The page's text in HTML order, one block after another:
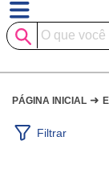
PÁGINA INICIAL ➜
Filtrar